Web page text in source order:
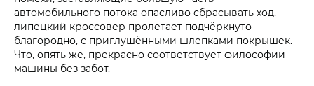
автомобильного потока опасливо сбрасывать ход,
липецкий кроссовер пролетает подчёркнуто
благородно, с приглушёнными шлепками покрышек.
Что, опять же, прекрасно соответствует философии
машины без забот.